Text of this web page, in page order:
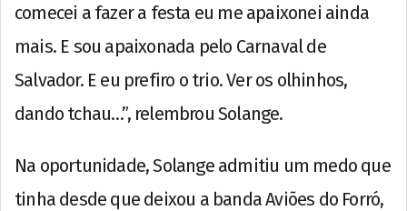
comecei a fazer a festa eu me apaixonei ainda
mais. E sou apaixonada pelo Carnaval de
Salvador. E eu prefiro o trio. Ver os olhinhos,
dando tchau…”, relembrou Solange.
Na oportunidade, Solange admitiu um medo que
tinha desde que deixou a banda Aviões do Forró,